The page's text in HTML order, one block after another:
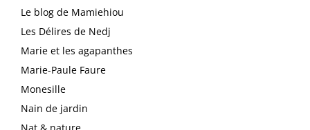
Le blog de Mamiehiou
Les Délires de Nedj
Marie et les agapanthes
Marie-Paule Faure
Monesille
Nain de jardin
Nat & nature